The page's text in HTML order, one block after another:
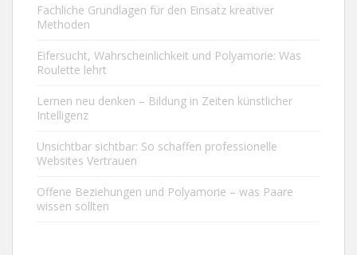
Fachliche Grundlagen für den Einsatz kreativer
Methoden
Eifersucht, Wahrscheinlichkeit und Polyamorie: Was
Roulette lehrt
Lernen neu denken – Bildung in Zeiten künstlicher
Intelligenz
Unsichtbar sichtbar: So schaffen professionelle
Websites Vertrauen
Offene Beziehungen und Polyamorie – was Paare
wissen sollten